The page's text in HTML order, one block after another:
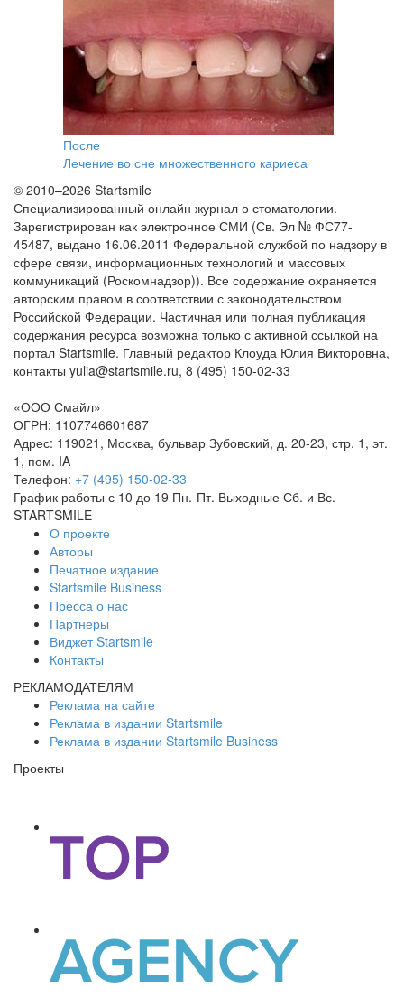
После
Лечение во сне множественного кариеса
© 2010–2026 Startsmile
Специализированный онлайн журнал о стоматологии.
Зарегистрирован как электронное СМИ (Св. Эл № ФС77-
45487, выдано 16.06.2011 Федеральной службой по надзору в
сфере связи, информационных технологий и массовых
коммуникаций (Роскомнадзор)). Все содержание охраняется
авторским правом в соответствии с законодательством
Российской Федерации. Частичная или полная публикация
содержания ресурса возможна только с активной ссылкой на
портал Startsmile. Главный редактор Клоуда Юлия Викторовна,
контакты yulia@startsmile.ru, 8 (495) 150-02-33
«ООО Смайл»
ОГРН: 1107746601687
Адрес: 119021 , Москва, бульвар Зубовский, д. 20-23, стр. 1, эт.
1, пом. IA
Телефон: +7 (495) 150-02-33
График работы с 10 до 19 Пн.-Пт. Выходные Сб. и Вс.
STARTSMILE
О проекте
Авторы
Печатное издание
Startsmile Business
Пресса о нас
Партнеры
Виджет Startsmile
Контакты
РЕКЛАМОДАТЕЛЯМ
Реклама на сайте
Реклама в издании Startsmile
Реклама в издании Startsmile Business
Проекты